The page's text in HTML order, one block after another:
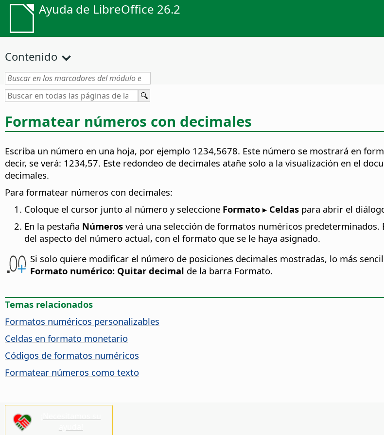
Ayuda de LibreOffice 26.2
Contenido
Formatear números con decimales
Escriba un número en una hoja, por ejemplo 1234,5678. Este número se mostrará en
decir, se verá: 1234,57. Este redondeo de decimales atañe solo a la visualización en el
decimales.
Para formatear números con decimales:
Coloque el cursor junto al número y seleccione Formato ▸ Celdas para abrir el
En la pestaña Números verá una selección de formatos numéricos
del aspecto del número actual, con el formato que se le haya asignado.
Si solo quiere modificar el número de posiciones decimales mostradas, lo más
Formato numérico: Quitar decimal de la barra Formato.
Temas relacionados
Formatos numéricos personalizables
Celdas en formato monetario
Códigos de formatos numéricos
Formatear números como texto